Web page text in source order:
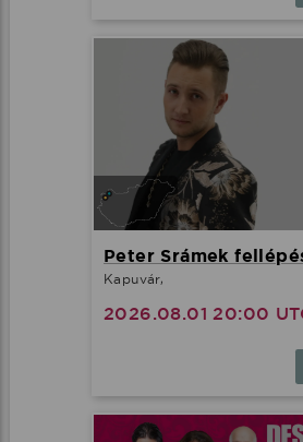
Peter Srámek
Kapuvár,
2026.08.01 20:00